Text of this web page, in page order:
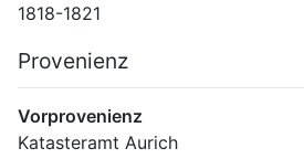
1818-1821
Provenienz
Vorprovenienz
Katasteramt Aurich